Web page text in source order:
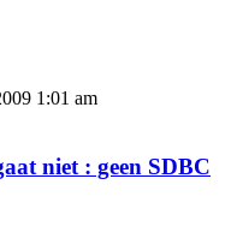
1:01 am
niet : geen SDBC